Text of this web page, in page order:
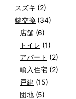
スズキ (2)
鍵交換 (34)
店舗 (6)
トイレ (1)
アパート (2)
輸入住宅 (2)
戸建 (15)
団地 (5)